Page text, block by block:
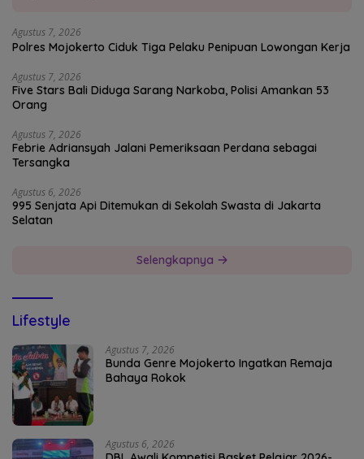
Agustus 7, 2026
Polres Mojokerto Ciduk Tiga Pelaku Penipuan Lowongan Kerja
Agustus 7, 2026
Five Stars Bali Diduga Sarang Narkoba, Polisi Amankan 53
Orang
Agustus 7, 2026
Febrie Adriansyah Jalani Pemeriksaan Perdana sebagai
Tersangka
Agustus 6, 2026
995 Senjata Api Ditemukan di Sekolah Swasta di Jakarta
Selatan
Selengkapnya
Lifestyle
Agustus 7, 2026
Bunda Genre Mojokerto Ingatkan Remaja
Bahaya Rokok
Agustus 6, 2026